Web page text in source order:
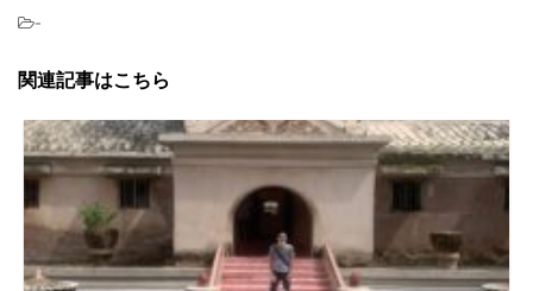
-
関連記事はこちら